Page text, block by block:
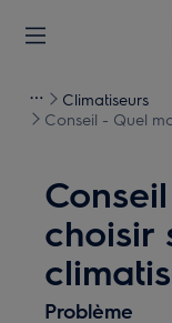
Climatiseurs
Conseil - Quel
choisir
Problème